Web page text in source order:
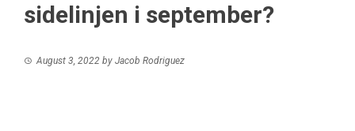
sidelinjen i september?
August 3, 2022 by Jacob Rodriguez